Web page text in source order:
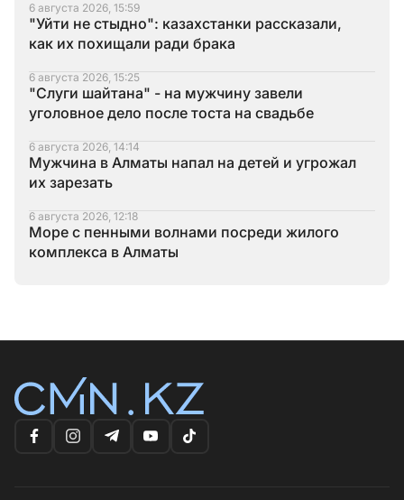
6 августа 2026, 15:59
"Уйти не стыдно": казахстанки рассказали,
как их похищали ради брака
6 августа 2026, 15:25
"Слуги шайтана" - на мужчину завели
уголовное дело после тоста на свадьбе
6 августа 2026, 14:14
Мужчина в Алматы напал на детей и угрожал
их зарезать
6 августа 2026, 12:18
Море с пенными волнами посреди жилого
комплекса в Алматы